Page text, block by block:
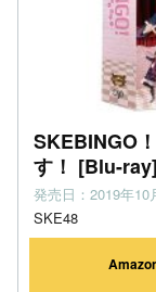
SKEBINGO
す！ [Blu-
発売日：2019年10
SKE48